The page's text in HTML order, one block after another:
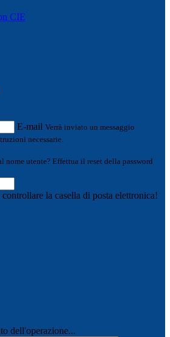
CIE
E-mail Verrà inviato un messaggio
necessarie.
nome utente? Effettua il reset della password
la casella di posta elettronica!
dell'operazione...